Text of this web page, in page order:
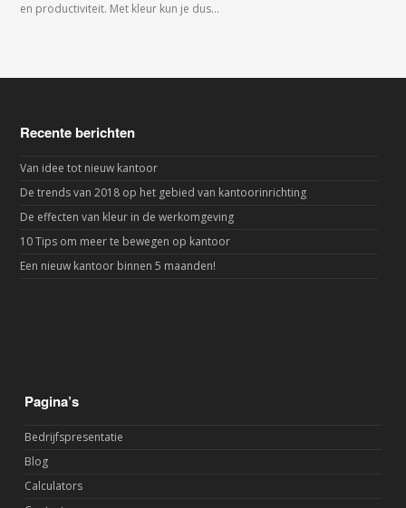
en productiviteit. Met kleur kun je dus…
Recente berichten
Van idee tot nieuw kantoor
De trends van 2018 op het gebied van kantoorinrichting
De effecten van kleur in de werkomgeving
10 Tips om meer te bewegen op kantoor
Een nieuw kantoor binnen 5 maanden!
Pagina’s
Bedrijfspresentatie
Blog
Calculators